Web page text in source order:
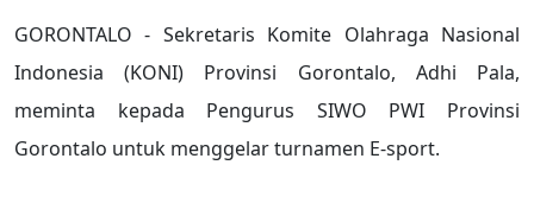
GORONTALO - Sekretaris Komite Olahraga Nasional
Indonesia (KONI) Provinsi Gorontalo, Adhi Pala,
meminta kepada Pengurus SIWO PWI Provinsi
Gorontalo untuk menggelar turnamen E-sport.